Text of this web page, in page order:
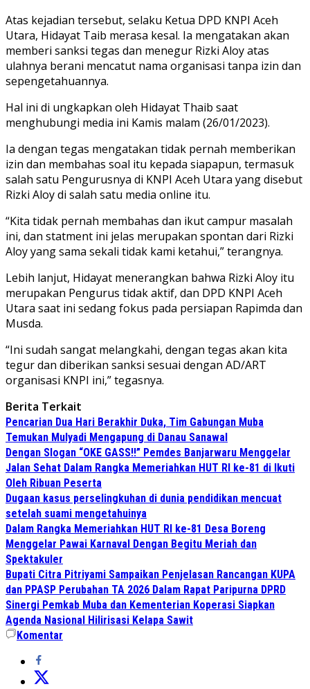
Atas kejadian tersebut, selaku Ketua DPD KNPI Aceh
Utara, Hidayat Taib merasa kesal. Ia mengatakan akan
memberi sanksi tegas dan menegur Rizki Aloy atas
ulahnya berani mencatut nama organisasi tanpa izin dan
sepengetahuannya.
Hal ini di ungkapkan oleh Hidayat Thaib saat
menghubungi media ini Kamis malam (26/01/2023).
Ia dengan tegas mengatakan tidak pernah memberikan
izin dan membahas soal itu kepada siapapun, termasuk
salah satu Pengurusnya di KNPI Aceh Utara yang disebut
Rizki Aloy di salah satu media online itu.
“Kita tidak pernah membahas dan ikut campur masalah
ini, dan statment ini jelas merupakan spontan dari Rizki
Aloy yang sama sekali tidak kami ketahui,” terangnya.
Lebih lanjut, Hidayat menerangkan bahwa Rizki Aloy itu
merupakan Pengurus tidak aktif, dan DPD KNPI Aceh
Utara saat ini sedang fokus pada persiapan Rapimda dan
Musda.
“Ini sudah sangat melangkahi, dengan tegas akan kita
tegur dan diberikan sanksi sesuai dengan AD/ART
organisasi KNPI ini,” tegasnya.
Berita Terkait
Pencarian Dua Hari Berakhir Duka, Tim Gabungan Muba
Temukan Mulyadi Mengapung di Danau Sanawal
Dengan Slogan “OKE GASS!!” Pemdes Banjarwaru Menggelar
Jalan Sehat Dalam Rangka Memeriahkan HUT RI ke-81 di Ikuti
Oleh Ribuan Peserta
Dugaan kasus perselingkuhan di dunia pendidikan mencuat
setelah suami mengetahuinya
Dalam Rangka Memeriahkan HUT RI ke-81 Desa Boreng
Menggelar Pawai Karnaval Dengan Begitu Meriah dan
Spektakuler
Bupati Citra Pitriyami Sampaikan Penjelasan Rancangan KUPA
dan PPASP Perubahan TA 2026 Dalam Rapat Paripurna DPRD
Sinergi Pemkab Muba dan Kementerian Koperasi Siapkan
Agenda Nasional Hilirisasi Kelapa Sawit
Komentar